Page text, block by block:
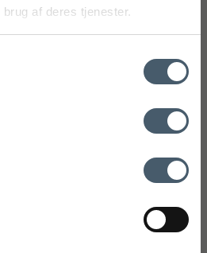
af deres tjenester.
og inspiration. Du kan altid trække dit
accepterer du desuden vores